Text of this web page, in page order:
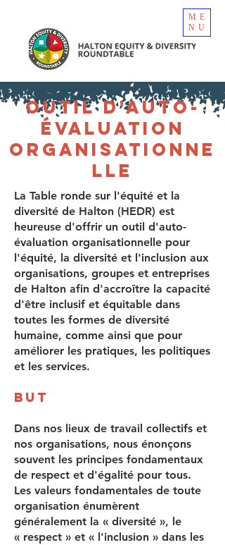
ME
NU
OUTIL D'AUTO-
ÉVALUATION
ORGANISATIONNE
LLE
La Table ronde sur l'équité et la
diversité de Halton (HEDR) est
heureuse d'offrir un outil d'auto-
évaluation organisationnelle pour
l'équité, la diversité et l'inclusion aux
organisations, groupes et entreprises
de Halton afin d'accroître la capacité
d'être inclusif et équitable dans
toutes les formes de diversité
humaine, comme ainsi que pour
améliorer les pratiques, les politiques
et les services.
But
Dans nos lieux de travail collectifs et
nos organisations, nous énonçons
souvent les principes fondamentaux
de respect et d'égalité pour tous.
Les valeurs fondamentales de toute
organisation énumèrent
généralement la « diversité », le
« respect » et « l'inclusion » dans les